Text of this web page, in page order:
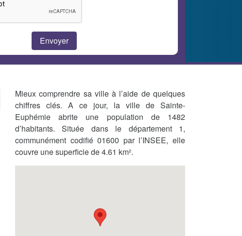
Mieux comprendre sa ville à l’aide de quelques
chiffres clés. A ce jour, la ville de Sainte-
Euphémie abrite une population de 1482
d’habitants. Située dans le département 1,
communément codifié 01600 par l’INSEE, elle
couvre une superficie de 4.61 km².